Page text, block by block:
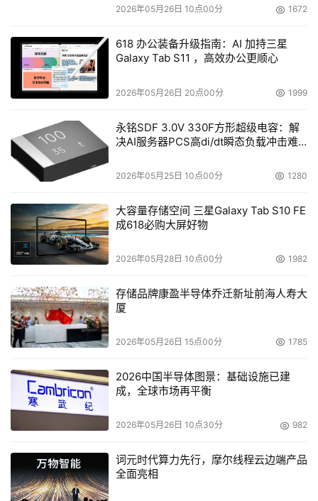
元，成为赢利企业。"
负责技术的Lanowitz说，尽管公司规模不大，Surgient跟
Vmware相比，优势在于可支持所有主流虚拟机，而
Vmware仅能支持ESX hypervisor。Surgient同时与惠普的
Quality Center测试软件进行了整合，这样用户就可以通过
惠普产品来访问Surgient，而其产品也将与IBM的Rational
Quality Manager软件整合在一起。
Lucas说，一开始，Surgient只将产品作为主机服务提供给
服务。目前这一产品软件的许可证起始价格暂为25,000美
元。
本文来源于DOIT传媒，文章内容仅供参考，不构成投资建议。
2026年05月26日 10点00分 1672
618 办公装备升级指南：AI 加持三星
Galaxy Tab S11 ，高效办公更顺心
2026年05月26日 20点00分 1999
永铭SDF 3.0V 330F方形超级电容：解
决AI服务器PCS高di/dt瞬态负载冲击难
2026年05月25日 10点00分 1280
大容量存储空间 三星Galaxy Tab S10 FE
成618必购大屏好物
2026年05月28日 10点00分 1982
存储品牌康盈半导体乔迁新址前海人寿大
厦
2026年05月26日 15点00分 1785
2026中国半导体图景：基础设施已建
成，全球市场再平衡
2026年05月26日 10点30分 982
词元时代算力先行，摩尔线程云边端产品
全面亮相